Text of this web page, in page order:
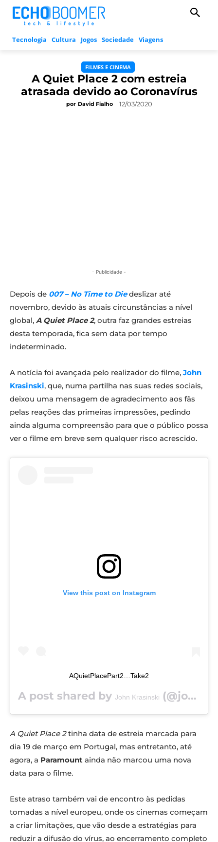
Tecnologia Cultura Jogos Sociedade Viagens
FILMES E CINEMA
A Quiet Place 2 com estreia
atrasada devido ao Coronavírus
por David Fialho 12/03/2020
- Publicidade -
Depois de 007 – No Time to Diedeslizar até
novembro, devido às atuais circunstâncias a nível
global, A Quiet Place 2, outra faz grandes estreias
desta temporada, fica sem data por tempo
indeterminado.
A notícia foi avançada pelo realizador do filme, John
Krasinski, que, numa partilha nas suas redes sociais,
deixou uma mensagem de agradecimento aos fãs
pelas reações das primeiras impressões, pedindo
ainda alguma compreensão para que o público possa
ver o filme em breve sem qualquer risco acrescido.
View this post on Instagram
AQuietPlacePart2…Take2
A post shared by John Krasinski (@johnkrasinski) on
A Quiet Place 2tinha data de estreia marcada para
dia 19 de março em Portugal, mas entretanto, até
agora, a Paramount ainda não marcou uma nova
data para o filme.
Este atraso também vai de encontro às pedidas
tomadas a nível europeu, onde os cinemas começam
a criar limitações, que vão desde a estratégias para
reduzir a difusão do vírus, ao encerramento completo